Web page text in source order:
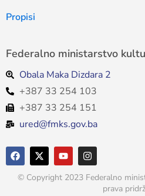
Propisi
Federalno ministarstvo
Obala Maka Dizdara 2
+387 33 254 103
+387 33 254 151
ured@fmks.gov.ba
© Copyright 2023 Federalno
prava